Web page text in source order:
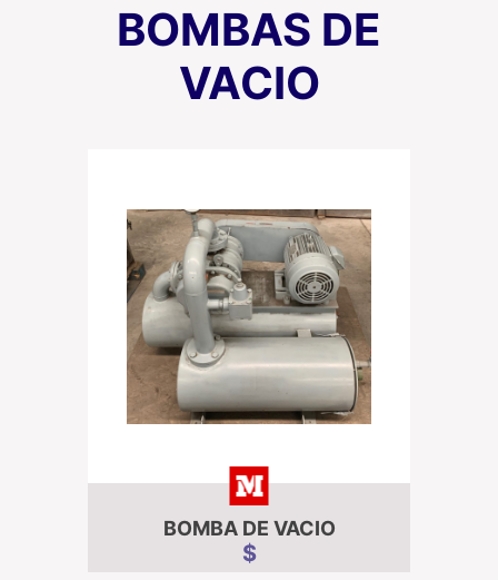
BOMBAS DE
VACIO
BOMBA DE VACIO
$